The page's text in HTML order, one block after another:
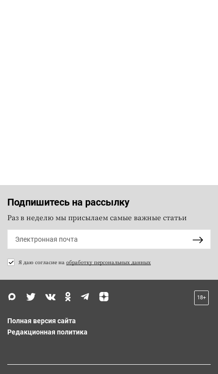
Подпишитесь на рассылку
Раз в неделю мы присылаем самые важные статьи
Я даю согласие на обработку персональных данных
18+
Полная версия сайта
Редакционная политика